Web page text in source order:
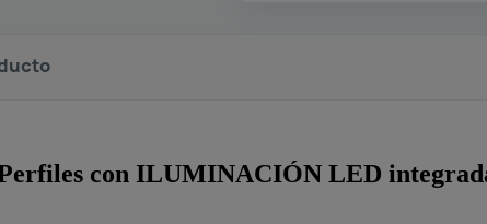
con ILUMINACIÓN LED